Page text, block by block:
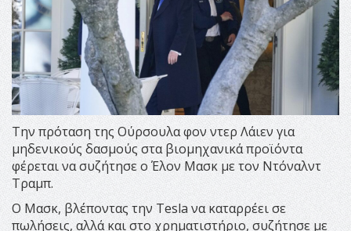
Την πρόταση της Ούρσουλα φον ντερ Λάιεν για
μηδενικούς δασμούς στα βιομηχανικά προϊόντα
φέρεται να συζήτησε ο Έλον Μασκ με τον Ντόναλντ
Τραμπ.
Ο Μασκ, βλέποντας την Tesla να καταρρέει σε
πωλήσεις, αλλά και στο χρηματιστήριο, συζήτησε με